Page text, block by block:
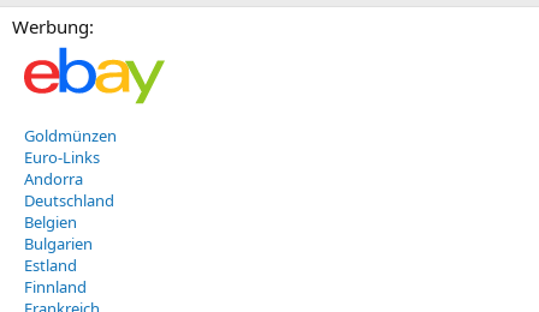
Werbung:
Goldmünzen
Euro-Links
Andorra
Deutschland
Belgien
Bulgarien
Estland
Finnland